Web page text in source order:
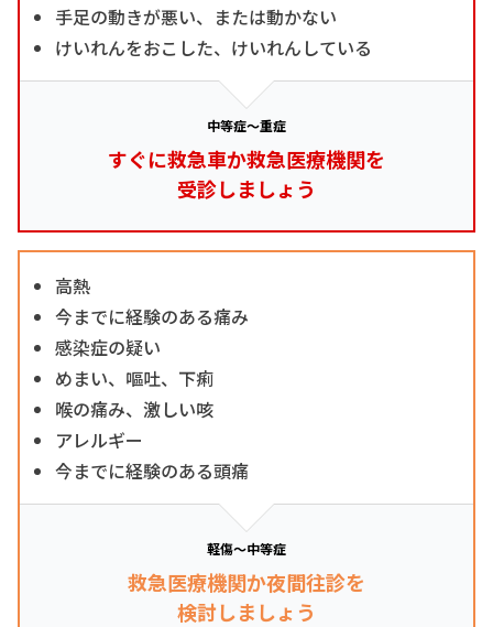
手足の動きが悪い、または動かない
けいれんをおこした、けいれんしている
中等症～重症
すぐに救急車か救急医療機関を
受診しましょう
高熱
今までに経験のある痛み
感染症の疑い
めまい、嘔吐、下痢
喉の痛み、激しい咳
アレルギー
今までに経験のある頭痛
軽傷～中等症
救急医療機関か夜間往診を
検討しましょう